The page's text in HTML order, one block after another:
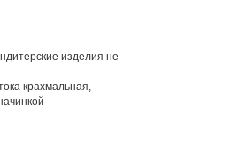
изделия не
крахмальная,